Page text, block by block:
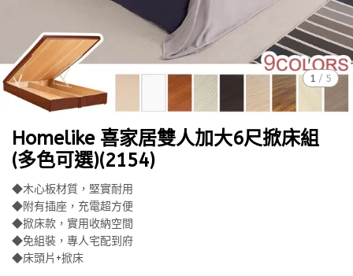
1 / 5
Homelike 喜家居雙人加大6尺掀床組
(多色可選)(2154)
◆木心板材質，堅實耐用
◆附有插座，充電超方便
◆掀床款，實用收納空間
◆免組裝，專人宅配到府
◆床頭片+掀床